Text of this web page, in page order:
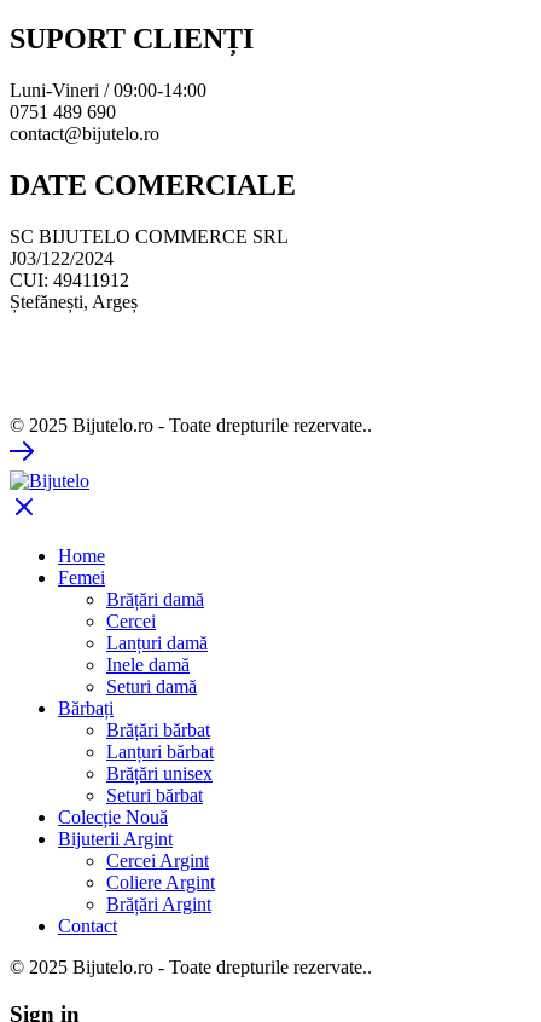
SUPORT CLIENȚI
Luni-Vineri / 09:00-14:00
0751 489 690
contact@bijutelo.ro
DATE COMERCIALE
SC BIJUTELO COMMERCE SRL
J03/122/2024
CUI: 49411912
Ștefănești, Argeș
© 2025 Bijutelo.ro - Toate drepturile rezervate..
Home
Femei
Brățări damă
Cercei
Lanțuri damă
Inele damă
Seturi damă
Bărbați
Brățări bărbat
Lanțuri bărbat
Brățări unisex
Seturi bărbat
Colecție Nouă
Bijuterii Argint
Cercei Argint
Coliere Argint
Brățări Argint
Contact
© 2025 Bijutelo.ro - Toate drepturile rezervate..
Sign in